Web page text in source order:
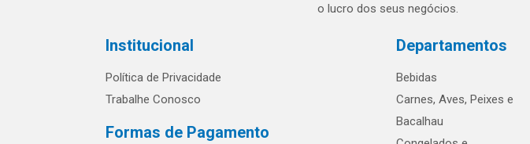
o lucro dos seus negócios.
Institucional
Política de Privacidade
Trabalhe Conosco
Formas de Pagamento
Departamentos
Bebidas
Carnes, Aves, Peixes e
Bacalhau